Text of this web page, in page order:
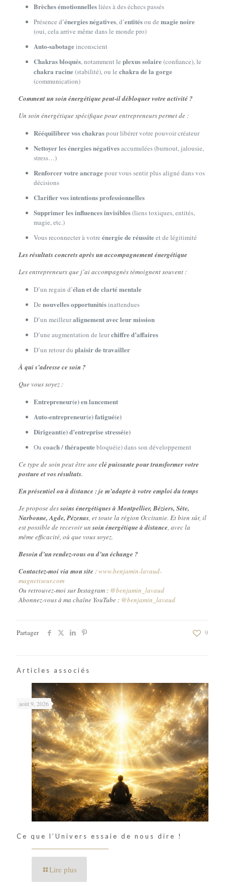
Brèches émotionnellesliées à des échecs passés
Présence d’énergies négatives, d’entitésou de magie noire
(oui, cela arrive même dans le monde pro)
Auto-sabotageinconscient
Chakras bloqués, notamment le plexus solaire(confiance), le
chakra racine(stabilité), ou le chakra de la gorge
(communication)
Comment un soin énergétique peut-il débloquer votre activité ?
Un soin énergétique spécifique pour entrepreneurs permet de :
Rééquilibrer vos chakraspour libérer votre pouvoir créateur
Nettoyer les énergies négativesaccumulées (burnout, jalousie,
stress…)
Renforcer votre ancragepour vous sentir plus aligné dans vos
décisions
Clarifier vos intentions professionnelles
Supprimer les influences invisibles(liens toxiques, entités,
magie, etc.)
Vous reconnecter à votre énergie de réussiteet de légitimité
Les résultats concrets après un accompagnement énergétique
Les entrepreneurs que j’ai accompagnés témoignent souvent :
D’un regain d’élan et de clarté mentale
De nouvelles opportunitésinattendues
D’un meilleuralignement avec leur mission
D’une augmentation de leurchiffre d’affaires
D’un retour du plaisir de travailler
À qui s’adresse ce soin ?
Que vous soyez :
Entrepreneur(e) en lancement
Auto-entrepreneur(e) fatigué(e)
Dirigeant(e) d’entreprise stressé(e)
Ou coach / thérapeutebloqué(e) dans son développement
Ce type de soin peut être uneclé puissante pour transformer votre
posture et vos résultats.
En présentiel ou à distance : je m’adapte à votre emploi du temps
Je propose dessoins énergétiques à Montpellier, Béziers, Sète,
Narbonne, Agde, Pézenas, et toute la région Occitanie. Et bien sûr, il
est possible de recevoir unsoin énergétique à distance, avec la
même efficacité, où que vous soyez.
Besoin d’un rendez-vous ou d’un échange ?
Contactez-moi via mon site :www.benjamin-lavaud-
magnetiseur.com
Ou retrouvez-moi sur Instagram : @benjamin_lavaud
Abonnez-vous à ma chaîne YouTube : @benjamin_lavaud
Partager 9
Articles associés
août 9, 2026
Ce que l’Univers essaie de nous dire !
Lire plus